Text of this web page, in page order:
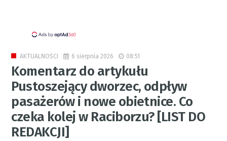
AKTUALNOŚCI 6 sierpnia 2026 08:51
Komentarz do artykułu
Pustoszejący dworzec, odpływ
pasażerów i nowe obietnice. Co
czeka kolej w Raciborzu? [LIST DO
REDAKCJI]